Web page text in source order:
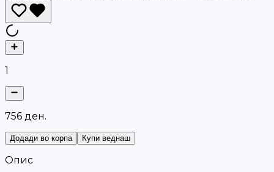
1
756 ден.
Додади во корпа Купи веднаш
Опис